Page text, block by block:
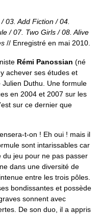
03. Add Fiction / 04.
/ 07. Two Girls / 08. Alive
// Enregistré en mai 2010.
Rémi Panossian (né
achever ses études et
Duthu. Une formule
en 2004 et 2007 sur les
sur ce dernier que
t-on ! Eh oui ! mais il
sont intarissables car
du jeu pour ne pas passer
dans une diversité de
entre les trois pôles.
bondissantes et possède
sonnent avec
De son duo, il a appris